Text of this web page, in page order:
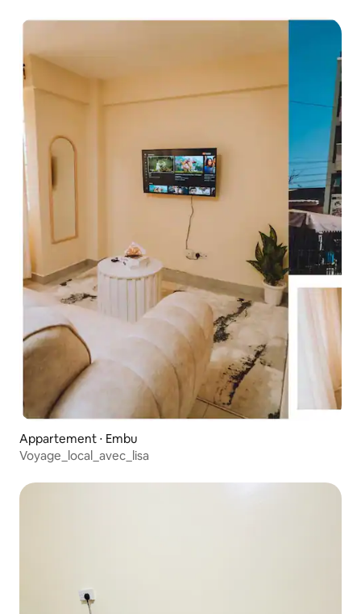
Appartement ⋅ Embu
Voyage_local_avec_lisa